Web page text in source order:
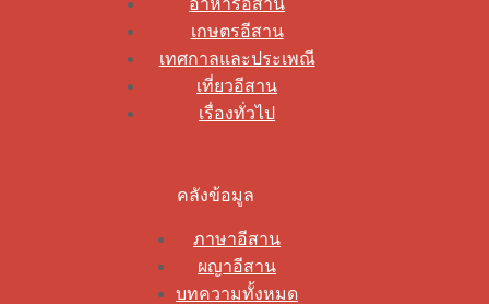
อาหารอีสาน
เกษตรอีสาน
เทศกาลและประเพณี
เที่ยวอีสาน
เรื่องทั่วไป
คลังข้อมูล
ภาษาอีสาน
ผญาอีสาน
บทความทั้งหมด